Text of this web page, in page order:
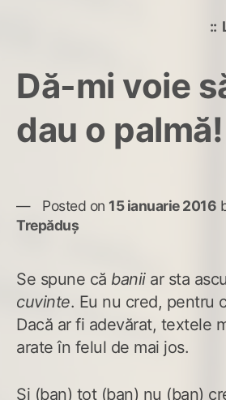
Dă-mi voie
dau o palmă!
Posted on 15 ianuarie 2016
Trepăduș
Se spune că baniiar sta
cuvinte. Eu nu cred, pentru
Dacă ar fi adevărat, textele
arate în felul de mai jos.
Și (ban) tot (ban) nu (ban)